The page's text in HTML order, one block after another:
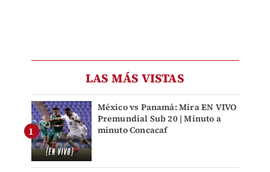
LAS MÁS VISTAS
México vs Panamá: Mira EN VIVO
Premundial Sub 20 | Minuto a
minuto Concacaf